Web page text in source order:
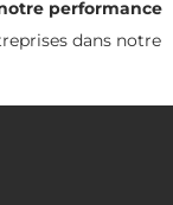
performance
dans notre